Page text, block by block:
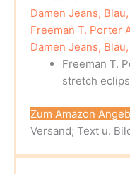
Freeman T. Porter
Damen Jeans,
Freeman T.
stretch
Zum Amazon
Versand; Text u.